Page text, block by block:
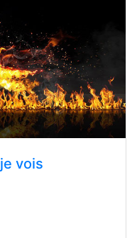
vois